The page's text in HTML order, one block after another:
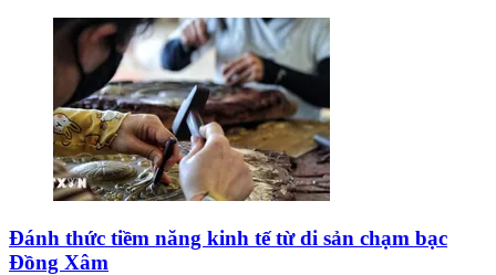
Đánh thức tiềm năng kinh tế từ di sản chạm bạc
Đồng Xâm